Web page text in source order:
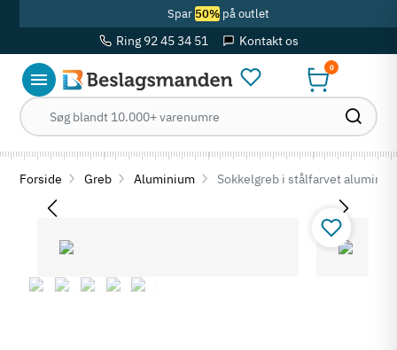
Spar 50%på outlet
Ring 92 45 34 51 Kontakt os
0
Forside Greb Aluminium Sokkelgreb i stålfarvet